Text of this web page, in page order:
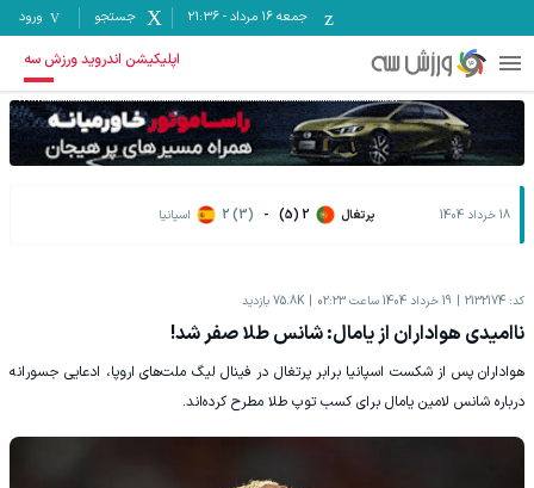
جمعه ۱۶ مرداد -
21:36 جستجو ورود
اپلیکیشن اندروید ورزش سه
18 خرداد 1404 پرتغال 2 (5)
-
2 (3) اسپانیا
کد: 2132174 19 خرداد 1404 ساعت 02:23 75.8K بازدید
ناامیدی هواداران از یامال: شانس طلا صفر شد!
هواداران پس از شکست اسپانیا برابر پرتغال در فینال لیگ ملت‌های اروپا، ادعایی جسورانه
درباره شانس لامین یامال برای کسب توپ طلا مطرح کرده‌اند.